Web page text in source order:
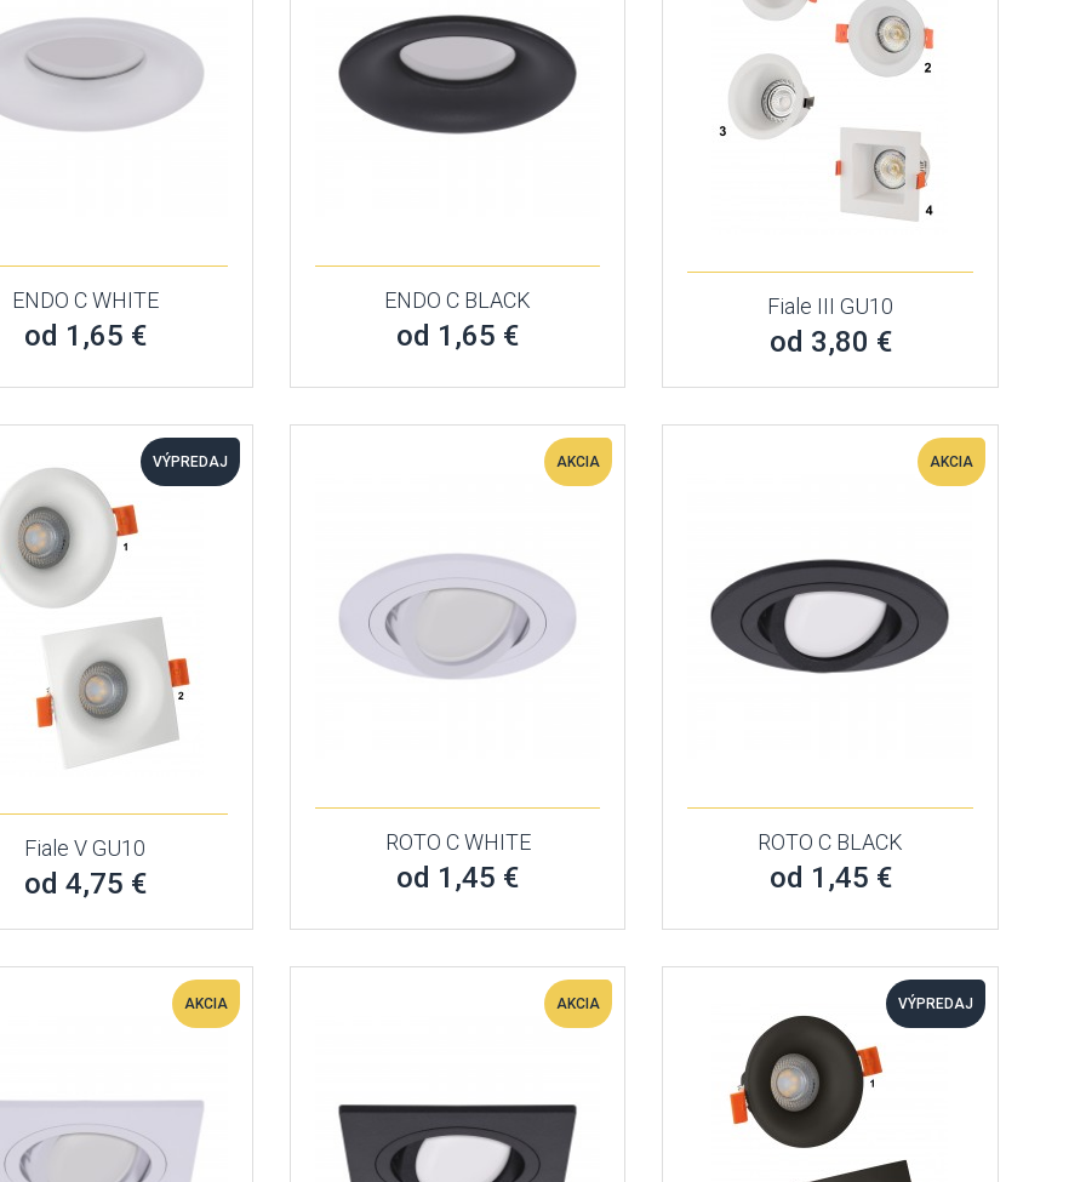
ENDO C WHITE
od 1,65 €
ENDO C BLACK
od 1,65 €
Fiale III GU10
od 3,80 €
VÝPREDAJ
Fiale V GU10
od 4,75 €
AKCIA
ROTO C WHITE
od 1,45 €
AKCIA
ROTO C BLACK
od 1,45 €
AKCIA AKCIA VÝPREDAJ